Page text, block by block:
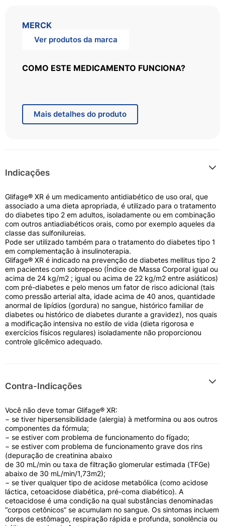
MERCK
Ver produtos da marca
COMO ESTE MEDICAMENTO FUNCIONA?
para tratar o diabetes em adultos. A metformina
pertence a um grupo de medicamentos denominados
biguanidas.
corpo não é capaz de utilizar adequadamente a
glicose no sangue. Glifage® XR ajuda a baixar o nível
de glicose no sangue para um nível tão normal quanto
possível.
Em estudos clínicos, o uso de metformina foi associado
a estabilização do peso corporal ou a uma modesta
perda de peso.
PARA QUE ESTE MEDICAMENTO É
INDICADO?
Glifage® XR é um medicamento antidiabético de uso
oral, que associado a uma dieta apropriada, é utilizado
para o tratamento do diabetes tipo 2 em adultos,
isoladamente ou em combinação com outros
antiadiabéticos orais, como por exemplo aqueles da
classe das sulfonilureias.
Pode ser utilizado também para o tratamento do
Massa Corporal igual ou acima de 24 kg/m2 ; igual ou
acima de 22 kg/m2 entre asiáticos) com pré-diabetes
pressão arterial alta, idade acima de 40 anos,
quantidade anormal de lipídios (gordura) no sangue,
histórico familiar de diabetes ou histórico de diabetes
durante a gravidez), nos quais a modificação intensiva
no estilo de vida (dieta rigorosa e exercícios físicos
regulares) isoladamente não proporcionou controle
glicêmico adequado.
QUANDO NÃO DEVO USAR ESTE
MEDICAMENTO?
Você não deve tomar Glifage® XR:
Mais detalhes do produto
Indicações
Glifage® XR é um medicamento antidiabético de uso oral, que
associado a uma dieta apropriada, é utilizado para o tratamento
do diabetes tipo 2 em adultos, isoladamente ou em combinação
com outros antiadiabéticos orais, como por exemplo aqueles da
classe das sulfonilureias.
Pode ser utilizado também para o tratamento do diabetes tipo 1
em complementação à insulinoterapia.
Glifage® XR é indicado na prevenção de diabetes mellitus tipo 2
em pacientes com sobrepeso (Índice de Massa Corporal igual ou
acima de 24 kg/m2 ; igual ou acima de 22 kg/m2 entre asiáticos)
com pré-diabetes e pelo menos um fator de risco adicional (tais
como pressão arterial alta, idade acima de 40 anos, quantidade
anormal de lipídios (gordura) no sangue, histórico familiar de
diabetes ou histórico de diabetes durante a gravidez), nos quais
a modificação intensiva no estilo de vida (dieta rigorosa e
exercícios físicos regulares) isoladamente não proporcionou
controle glicêmico adequado.
Contra-Indicações
Você não deve tomar Glifage® XR:
− se tiver hipersensibilidade (alergia) à metformina ou aos outros
componentes da fórmula;
− se estiver com problema de funcionamento do fígado;
− se estiver com problema de funcionamento grave dos rins
(depuração de creatinina abaixo
de 30 mL/min ou taxa de filtração glomerular estimada (TFGe)
abaixo de 30 mL/min/1,73m2);
− se tiver qualquer tipo de acidose metabólica (como acidose
láctica, cetoacidose diabética, pré-coma diabético). A
cetoacidose é uma condição na qual substâncias denominadas
“corpos cetônicos” se acumulam no sangue. Os sintomas incluem
dores de estômago, respiração rápida e profunda, sonolência ou